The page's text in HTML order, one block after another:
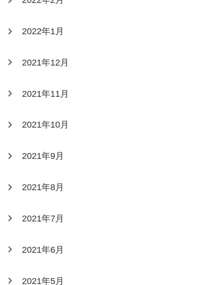
2022年1月
2021年12月
2021年11月
2021年10月
2021年9月
2021年8月
2021年7月
2021年6月
2021年5月